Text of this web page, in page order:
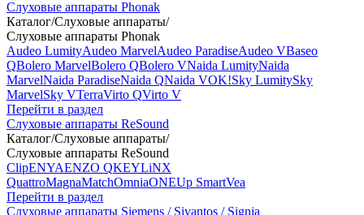
Слуховые аппараты Phonak
Каталог/Слуховые аппараты/
Слуховые аппараты Phonak
Audeo LumityAudeo MarvelAudeo ParadiseAudeo VBaseo
QBolero MarvelBolero QBolero VNaida LumityNaida
MarvelNaida ParadiseNaida QNaida VOK!Sky LumitySky
MarvelSky VTerraVirto QVirto V
Перейти в раздел
Слуховые аппараты ReSound
Каталог/Слуховые аппараты/
Слуховые аппараты ReSound
ClipENYAENZO QKEYLiNX
QuattroMagnaMatchOmniaONEUp SmartVea
Перейти в раздел
Слуховые аппараты Siemens / Sivantos / Signia